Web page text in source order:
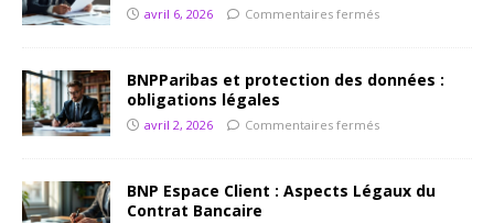
avril 6, 2026 Commentaires fermés
BNPParibas et protection des données :
obligations légales
avril 2, 2026 Commentaires fermés
BNP Espace Client : Aspects Légaux du
Contrat Bancaire